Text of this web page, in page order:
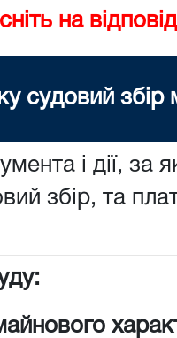
на
судовий
і дії, за
збір, та